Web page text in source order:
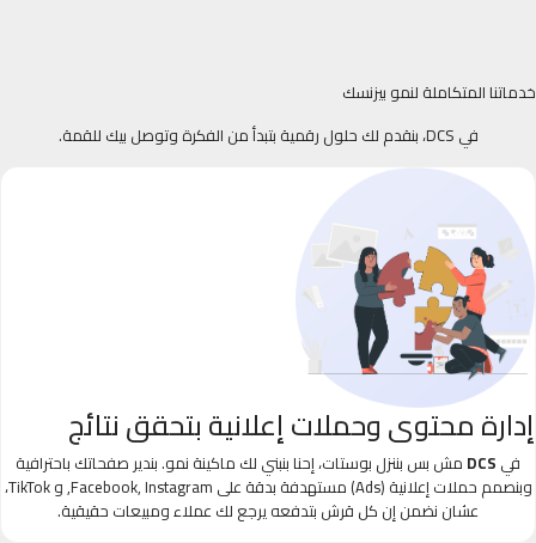
خدماتنا المتكاملة لنمو بيزنسك
في DCS، بنقدم لك حلول رقمية بتبدأ من الفكرة وتوصل بيك للقمة.
إدارة محتوى وحملات إعلانية بتحقق نتائج
في DCS مش بس بننزل بوستات، إحنا بنبني لك ماكينة نمو. بندير صفحاتك باحترافية
وبنصمم حملات إعلانية (Ads) مستهدفة بدقة على Facebook, Instagram, و TikTok،
عشان نضمن إن كل قرش بتدفعه يرجع لك عملاء ومبيعات حقيقية.